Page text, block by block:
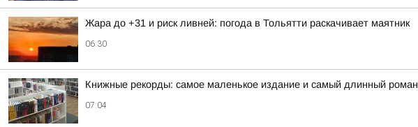
Жара до +31 и риск ливней: погода в Тольятти раскачивает маятник
06:30
Книжные рекорды: самое маленькое издание и самый длинный роман
07:04